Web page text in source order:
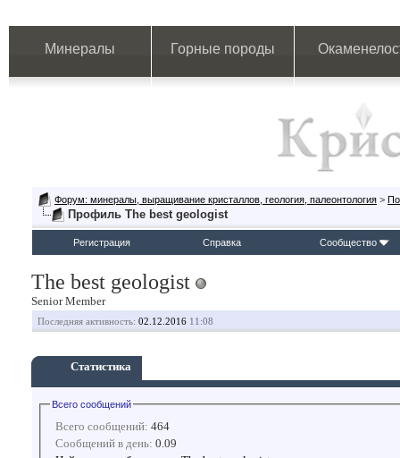
Минералы Горные породы
Форум: минералы, выращивание кристаллов, геология, палеонтология >
Профиль The best geologist
Регистрация Справка Сообщество
The best geologist
Senior Member
Последняя активность: 02.12.2016 11:08
Статистика
Всего сообщений
Всего сообщений: 464
Сообщений в день: 0.09